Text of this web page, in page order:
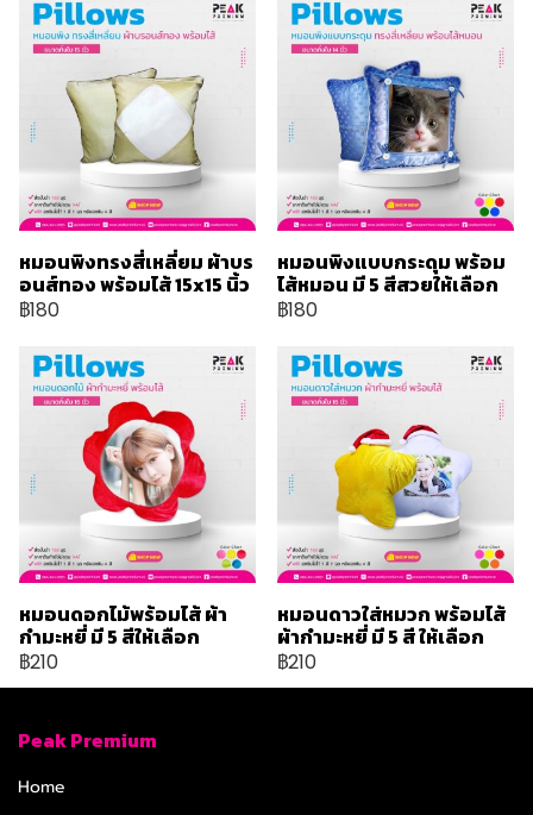
หมอนพิงทรงสี่เหลี่ยม ผ้าบร
อนส์ทอง พร้อมไส้ 15x15 นิ้ว
฿180
หมอนพิงแบบกระดุม พร้อม
ไส้หมอน มี 5 สีสวยให้เลือก
฿180
หมอนดอกไม้พร้อมไส้ ผ้า
กำมะหยี่ มี 5 สีให้เลือก
฿210
หมอนดาวใส่หมวก พร้อมไส้
ผ้ากำมะหยี่ มี 5 สี ให้เลือก
฿210
Peak Premium
Home